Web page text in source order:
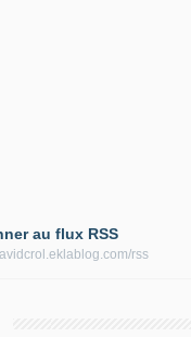
au flux RSS
rss